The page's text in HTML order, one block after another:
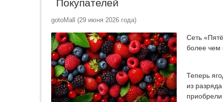
Покупателей
gotoMall (29 июня 2026 года)
Сеть
более чем
Теперь
из